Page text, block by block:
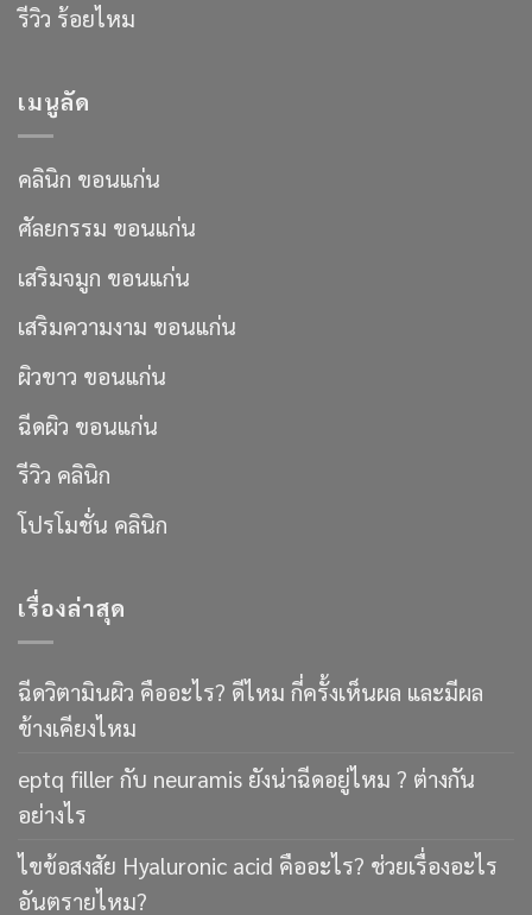
รีวิว ร้อยไหม
เมนูลัด
คลินิก ขอนแก่น
ศัลยกรรม ขอนแก่น
เสริมจมูก ขอนแก่น
เสริมความงาม ขอนแก่น
ผิวขาว ขอนแก่น
ฉีดผิว ขอนแก่น
รีวิว คลินิก
โปรโมชั่น คลินิก
เรื่องล่าสุด
ฉีดวิตามินผิว คืออะไร? ดีไหม กี่ครั้งเห็นผล และมีผล
ข้างเคียงไหม
eptq filler กับ neuramis ยังน่าฉีดอยู่ไหม ? ต่างกัน
อย่างไร
ไขข้อสงสัย Hyaluronic acid คืออะไร? ช่วยเรื่องอะไร
อันตรายไหม?